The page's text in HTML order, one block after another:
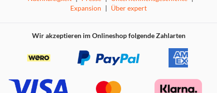
Plattform
(goplay.xplora.com)
motiviert Kinder zu mehr Bewegung. Der integrierte
belohnt Schritte mit Xplora Coins, die für
Spiele, Ziffernblätter
Auktionen
eingelöst werden können. Wöchentlich legen Xplora-
Expansion | Über expert
Wir akzeptieren im Onlineshop folgende Zahlarten